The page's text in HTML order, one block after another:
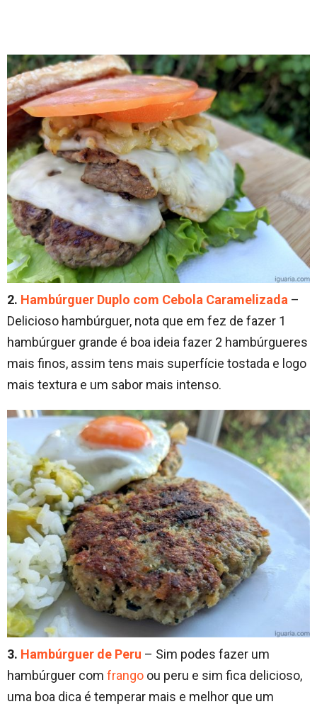
2. Hambúrguer Duplo com Cebola Caramelizada –
Delicioso hambúrguer, nota que em fez de fazer 1
hambúrguer grande é boa ideia fazer 2 hambúrgueres
mais finos, assim tens mais superfície tostada e logo
mais textura e um sabor mais intenso.
3. Hambúrguer de Peru – Sim podes fazer um
hambúrguer com frango ou peru e sim fica delicioso,
uma boa dica é temperar mais e melhor que um